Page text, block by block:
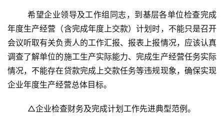
	希望企业领导及工作组同志，到基层各单位检查完成
年度生产经营（含完成年度上交款）计划时，不能只是召开
会议听取有关负责人的工作汇报、报表上报情况，应该认真
调查了解单位的施工生产实际能力、完成生产经营任务实际
情况，不能存在贷款完成上交款任务等违规现象，确保实现
企业年度生产经营总体目标。
	△企业检查财务及完成计划工作先进典型范例。